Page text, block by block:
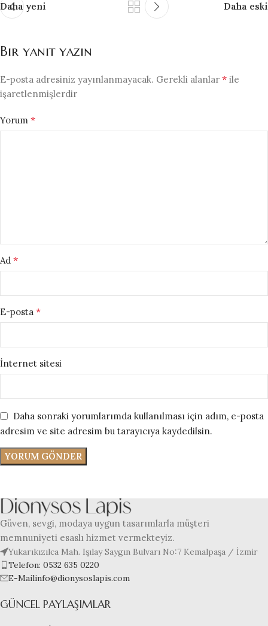
Daha yeni Daha eski
Bir yanıt yazın
E-posta adresiniz yayınlanmayacak. Gerekli alanlar * ile
işaretlenmişlerdir
Yorum *
Ad *
E-posta *
İnternet sitesi
Daha sonraki yorumlarımda kullanılması için adım, e-posta
adresim ve site adresim bu tarayıcıya kaydedilsin.
Güven, sevgi, modaya uygun tasarımlarla müşteri
memnuniyeti esaslı hizmet vermekteyiz.
Yukarıkızılca Mah. Işılay Saygın Bulvarı No:7 Kemalpaşa / İzmir
Telefon: 0532 635 0220
E-Mailinfo@dionysoslapis.com
GÜNCEL PAYLAŞIMLAR